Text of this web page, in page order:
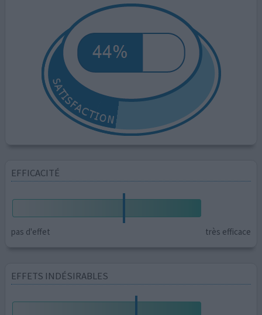
EFFICACITÉ
pas d'effet très efficace
EFFETS INDÉSIRABLES